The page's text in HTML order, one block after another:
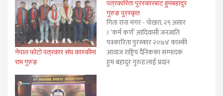
नेपाल फोटो पत्रकार संघ कास्कीमा
राम गुरुङ
पत्रकारिता पुरस्कारबाट हुमबहादुर
गुरुङ पुरस्कृत
गिता राना मगर - पोखरा, २९ असार
। ‘कर्म कर्ण’ आदिवासी जनजाति
पत्रकारिता पुरस्कार २०७४ कास्की
आवाज राष्ट्रिय दैनिकका सम्पादक
हुम बहादुर गुरुङलाई प्रदान